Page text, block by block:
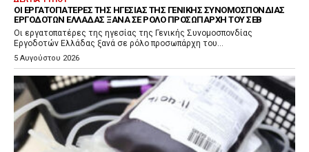
ΟΙ ΕΡΓΑΤΟΠΑΤΈΡΕΣ ΤΗΣ ΗΓΕΣΊΑΣ ΤΗΣ ΓΕΝΙΚΉΣ ΣΥΝΟΜΟΣΠΟΝΔΊΑΣ
ΕΡΓΟΔΟΤΏΝ ΕΛΛΆΔΑΣ ΞΑΝΆ ΣΕ ΡΌΛΟ ΠΡΟΣΩΠΆΡΧΗ ΤΟΥ ΣΕΒ
Οι εργατοπατέρες της ηγεσίας της Γενικής Συνομοσπονδίας
Εργοδοτών Ελλάδας ξανά σε ρόλο προσωπάρχη του...
5 Αυγούστου 2026